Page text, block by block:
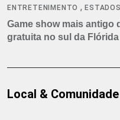
ENTRETENIMENTO ,
Game show mais antigo
gratuita no sul da Flórida
Local & Comunidade